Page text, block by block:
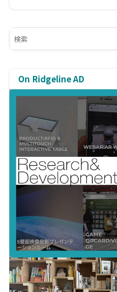
On Ridgeline AD